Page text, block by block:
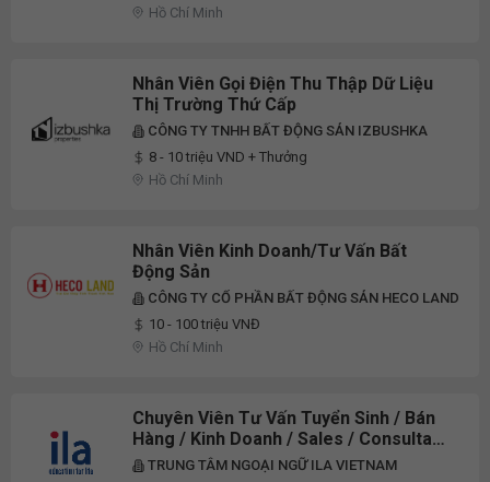
Hồ Chí Minh
Nhân Viên Gọi Điện Thu Thập Dữ Liệu
Thị Trường Thứ Cấp
CÔNG TY TNHH BẤT ĐỘNG SẢN IZBUSHKA
8 - 10 triệu VND + Thưởng
Hồ Chí Minh
Nhân Viên Kinh Doanh/Tư Vấn Bất
Động Sản
CÔNG TY CỔ PHẦN BẤT ĐỘNG SẢN HECO LAND
10 - 100 triệu VNĐ
Hồ Chí Minh
Chuyên Viên Tư Vấn Tuyển Sinh / Bán
Hàng / Kinh Doanh / Sales / Consultant
- ILA Giga Mall
TRUNG TÂM NGOẠI NGỮ ILA VIETNAM